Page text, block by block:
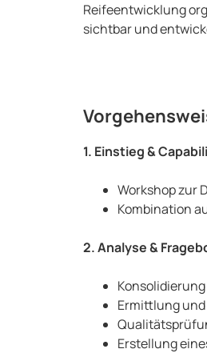
Reifeentwicklung
sichtbar und
1. Einstieg &
Workshop zur
Kombination
2. Analyse &
Ermittlung
Erstellung